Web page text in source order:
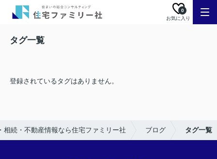
お気に入り
0
タグ一覧
登録されているタグはありません。
相続・不動産情報なら住宅ファミリー社 ブログ タグ一覧